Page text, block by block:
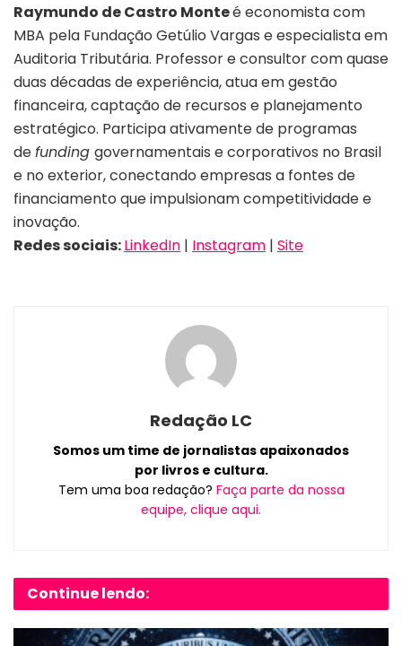
Raymundo de Castro Monteé economista com
MBA pela Fundação Getúlio Vargas e especialista em
Auditoria Tributária. Professor e consultor com quase
duas décadas de experiência, atua em gestão
financeira, captação de recursos e planejamento
estratégico. Participa ativamente de programas
defunding governamentais e corporativos no Brasil
e no exterior, conectando empresas a fontes de
financiamento que impulsionam competitividade e
inovação.
Redes sociais:LinkedIn | Instagram | Site
Redação LC
Somos um time de jornalistas apaixonados
por livros e cultura.
Tem uma boa redação? Faça parte da nossa
equipe, clique aqui.
Continue lendo: